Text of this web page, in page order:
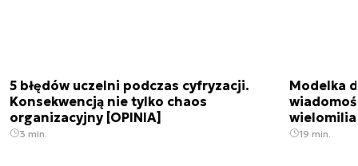
5 błędów uczelni podczas cyfryzacji.
Konsekwencją nie tylko chaos
organizacyjny [OPINIA]
3 min.
Modelka
19 min.